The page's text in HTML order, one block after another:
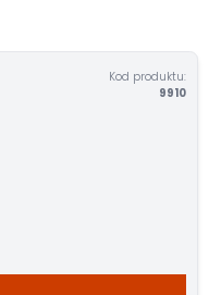
Kod produktu:
9910